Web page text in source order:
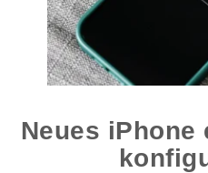
Neues